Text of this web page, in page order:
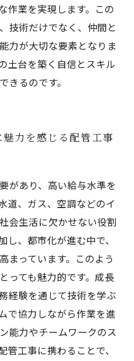
作業を実現します。この
技術だけでなく、仲間と
力が大切な要素となりま
土台を築く自信とスキル
きるのです。
力を感じる配管工事
があり、高い給与水準を
道、ガス、空調などのイ
会生活に欠かせない役割
、都市化が進む中で、
まっています。このよう
っても魅力的です。成長
経験を通じて技術を学ぶ
で協力しながら作業を進
能力やチームワークのス
工事に携わることで、